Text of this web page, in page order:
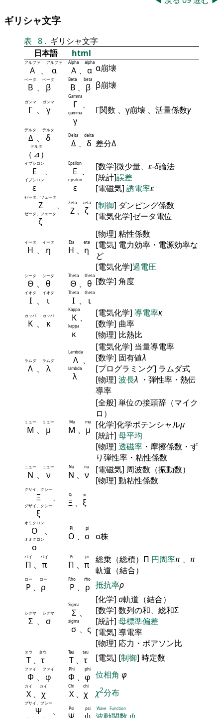
ギリシャ文字
表 8 . ギリシャ文字
日本語
html
Α
アルファ
、 α
アルファ
Α
Alpha
、 α
alpha
α崩壊
Β
ベータ
、 β
ベータ
Β
Beta
、 β
beta
β崩壊
Γ
ガンマ
、 γ
ガンマ Γ
Gamma
、
γ
gamma Γ関数 、γ崩壊 、活量係数γ
Δ
デルタ
、 δ
デルタ
（ ⊿
デルタ
）
Δ
Delta
、 δ
delta
差分Δ
Ε
イプシロン
、
ε
イプシロン
Ε
Epsilon
、
ε
epsilon
[数学]微少量、 ε-δ論法
[統計]誤差
[電磁気] 誘電率ε
Ζ
ゼータ、ツェータ
、
ζ
ゼータ、ツェータ Ζ
Zeta
、 ζ
zeta [制御] ダンピング係数
[電気化学]ゼータ電位
Η
イータ
、 η
イータ
Η
Eta
、 η
eta
[物理] 粘性係数
[電気] 電力効率・電源効率な
ど
[電気化学]過電圧
Θ
シータ
、 θ
シータ
Θ
Theta
、 θ
theta
[数学] 角度
Ι
イオタ
、 ι
イオタ
Ι
Theta
、 ι
theta
Κ
カッパ
、 κ
カッパ Κ
Kappa
、
κ
kappa
[電気化学] 導電率κ
[数学] 曲率
[物理] 比熱比
Λ
ラムダ
、 λ
ラムダ Λ
Lambda
、
λ
lambda
[電気化学] 当量導電率
[数学] 固有値λ
[プログラミング] ラムダ式
[物理] 波長λ ・弾性率・熱伝
導率
Μ
ミュー
、 μ
ミュー
Μ
Mu
、 μ
mu
[全般] 単位の接頭辞（マイク
ロ）
[化学]化学ポテンシャルμ
[統計] 母平均
[物理] 透磁率 ・摩擦係数・ず
り弾性率・粘性係数
Ν
ニュー
、 ν
ニュー
Ν
Nu
、 ν
nu
[電磁気] 周波数（振動数）
[物理] 動粘性係数
Ξ
グザイ、クシー
、
ξ
グザイ、クシー Ξ
Xi
、 ξ
xi
Ο
オミクロン
、
ο
オミクロン Ο
Pi
、 ο
pi
ο株
Π
パイ
、 π
パイ
Π
Pi
、 π
pi 総乗（総積）Π 円周率π 、 π
軌道（結合）
Ρ
ロー
、 ρ
ロー
Ρ
Rho
、 ρ
rho
抵抗率ρ
Σ
シグマ
、 σ
シグマ Σ
Sigma
、
σ
sigma
、ς
[化学] σ軌道（結合）
[数学] 数列の和、総和Σ
[統計] 母標準偏差
[電気] 導電率
[物理] 応力・ポアソン比
Τ
タウ
、 τ
タウ
Τ
Tau
、 τ
tau
[電気] [制御] 時定数
Φ
ファイ
、 φ
ファイ
Φ
Phi
、 φ
phi
位相角 φ
Χ
カイ
、 χ
カイ
Χ
Chi
、 χ
chi
χ2分布
Ψ
プサイ、プシー
、
Psi psi Wave Function